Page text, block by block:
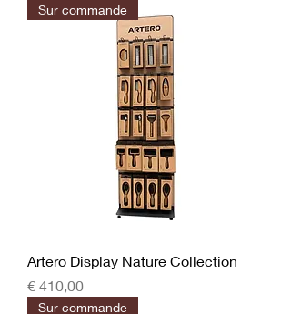
Sur commande
Artero Display Nature Collection
Prijs
€ 410,00
Sur commande